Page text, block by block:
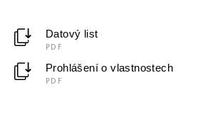
Datový list
PDF
Prohlášení o vlastnostech
PDF